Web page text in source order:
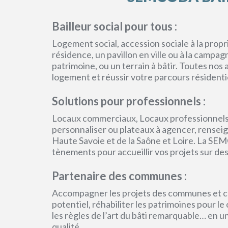
Bailleur social pour tous :
Logement social, accession sociale à la
résidence, un pavillon en ville ou à la
patrimoine, ou un terrain à bâtir. Toutes
logement et réussir votre parcours
Solutions pour professionnels :
Locaux commerciaux, Locaux
personnaliser ou plateaux à agencer,
Haute Savoie et de la Saône et Loire. La
tènements pour accueillir vos projets sur
Partenaire des communes :
Accompagner les projets des communes
potentiel, réhabiliter les patrimoines pour
les règles de l’art du bâti remarquable… en